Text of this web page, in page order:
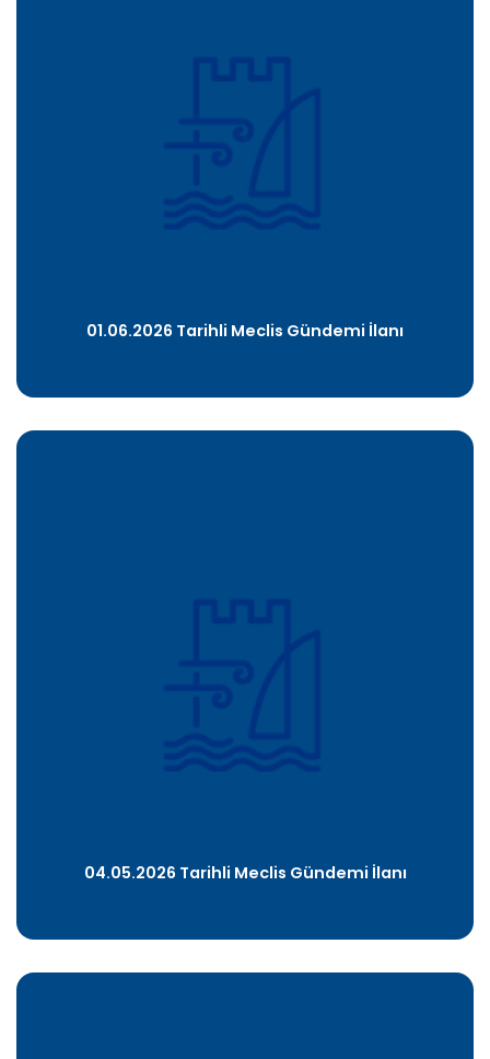
01.06.2026 Tarihli Meclis Gündemi İlanı
04.05.2026 Tarihli Meclis Gündemi İlanı